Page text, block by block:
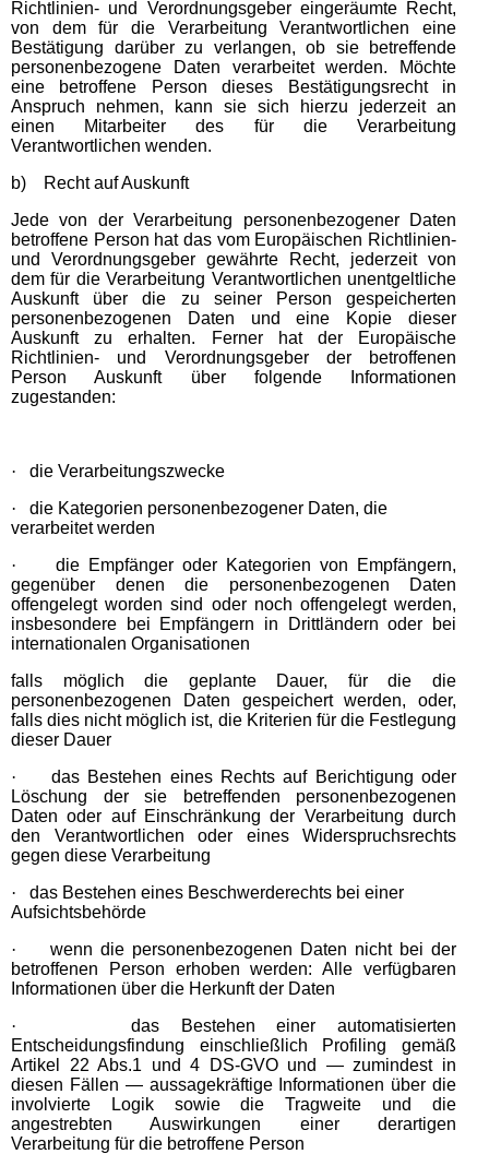
Richtlinien- und Verordnungsgeber eingeräumte Recht,
von dem für die Verarbeitung Verantwortlichen eine
Bestätigung darüber zu verlangen, ob sie betreffende
personenbezogene Daten verarbeitet werden. Möchte
eine betroffene Person dieses Bestätigungsrecht in
Anspruch nehmen, kann sie sich hierzu jederzeit an
einen Mitarbeiter des für die Verarbeitung
Verantwortlichen wenden.
b) Recht auf Auskunft
Jede von der Verarbeitung personenbezogener Daten
betroffene Person hat das vom Europäischen Richtlinien-
und Verordnungsgeber gewährte Recht, jederzeit von
dem für die Verarbeitung Verantwortlichen unentgeltliche
Auskunft über die zu seiner Person gespeicherten
personenbezogenen Daten und eine Kopie dieser
Auskunft zu erhalten. Ferner hat der Europäische
Richtlinien- und Verordnungsgeber der betroffenen
Person Auskunft über folgende Informationen
zugestanden:
·
die Verarbeitungszwecke
·
die Kategorien personenbezogener Daten, die
verarbeitet werden
·
die Empfänger oder Kategorien von Empfängern,
gegenüber denen die personenbezogenen Daten
offengelegt worden sind oder noch offengelegt werden,
insbesondere bei Empfängern in Drittländern oder bei
internationalen Organisationen
falls möglich die geplante Dauer, für die die
personenbezogenen Daten gespeichert werden, oder,
falls dies nicht möglich ist, die Kriterien für die Festlegung
dieser Dauer
·
das Bestehen eines Rechts auf Berichtigung oder
Löschung der sie betreffenden personenbezogenen
Daten oder auf Einschränkung der Verarbeitung durch
den Verantwortlichen oder eines Widerspruchsrechts
gegen diese Verarbeitung
·
das Bestehen eines Beschwerderechts bei einer
Aufsichtsbehörde
·
wenn die personenbezogenen Daten nicht bei der
betroffenen Person erhoben werden: Alle verfügbaren
Informationen über die Herkunft der Daten
·
das Bestehen einer automatisierten
Entscheidungsfindung einschließlich Profiling gemäß
Artikel 22 Abs.1 und 4 DS-GVO und — zumindest in
diesen Fällen — aussagekräftige Informationen über die
involvierte Logik sowie die Tragweite und die
angestrebten Auswirkungen einer derartigen
Verarbeitung für die betroffene Person